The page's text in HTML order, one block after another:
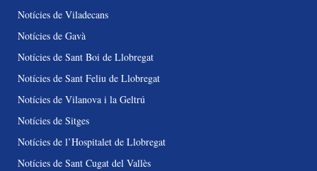
Notícies de Viladecans
Notícies de Gavà
Notícies de Sant Boi de Llobregat
Notícies de Sant Feliu de Llobregat
Notícies de Vilanova i la Geltrú
Notícies de Sitges
Notícies de l’Hospitalet de Llobregat
Notícies de Sant Cugat del Vallès